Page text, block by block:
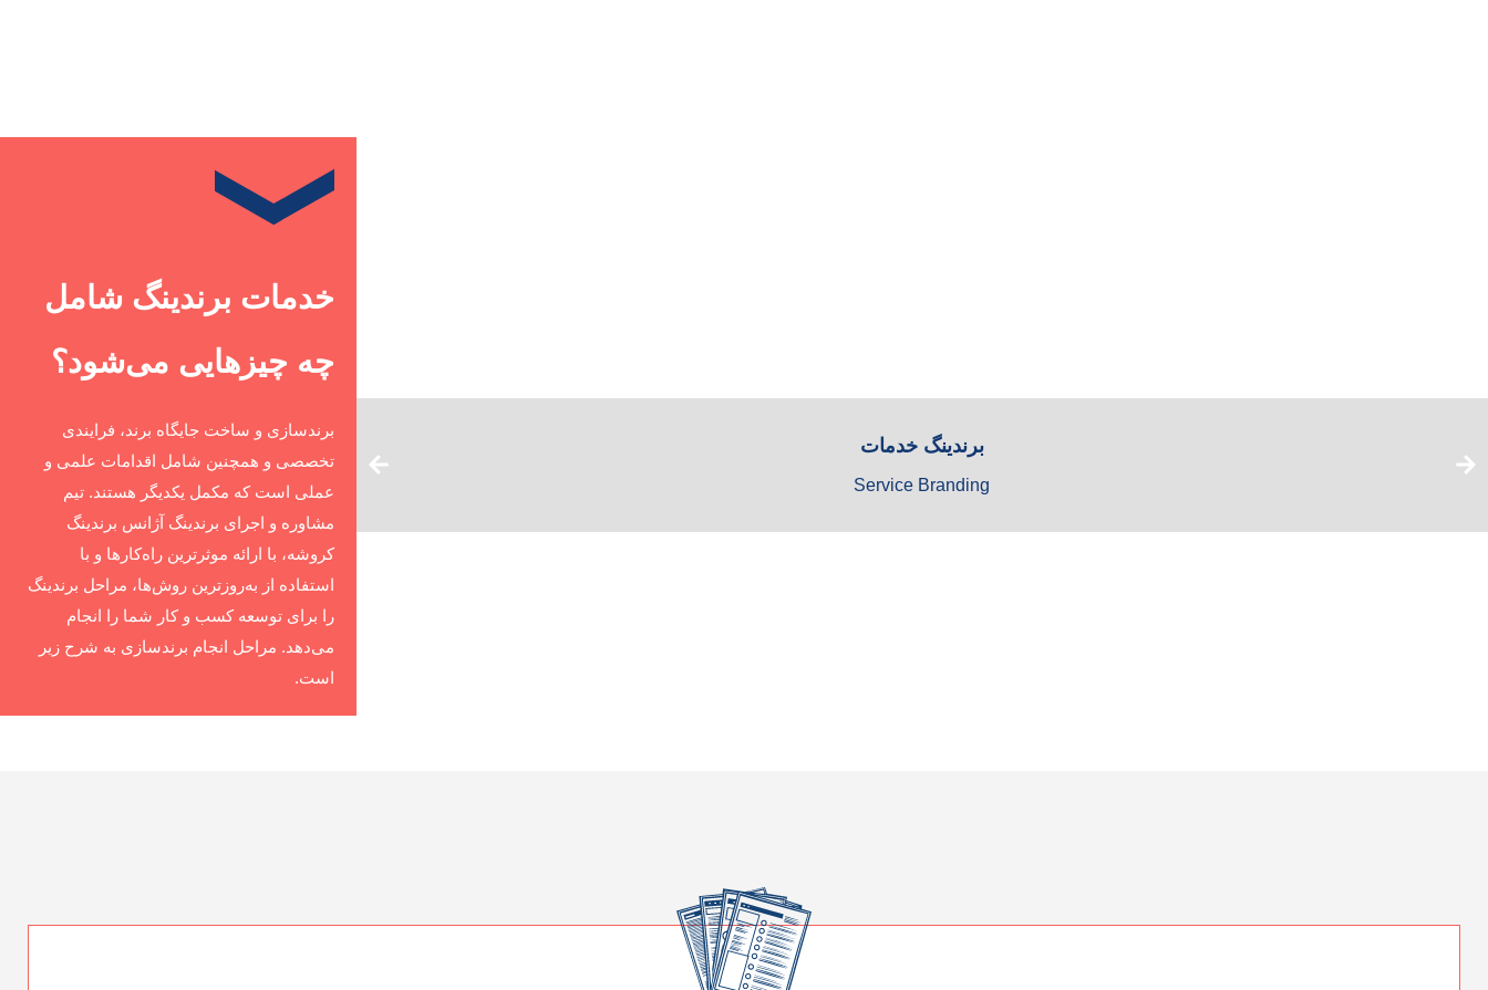
برندینگ خدمات
Service Branding
خدمات برندینگ شامل
چه چیزهایی می‌شود؟
برند‌سازی و ساخت جایگاه برند، فرایندی
تخصصی و همچنین شامل اقدامات علمی و
عملی است که مکمل یکدیگر هستند. تیم
مشاوره و اجرای برندینگ آژانس برندینگ
کروشه، با ارائه موثرترین راه‌کارها و با
استفاده از به‌روزترین روش‌ها، مراحل برندینگ
را برای توسعه کسب و کار شما را انجام
می‌دهد. مراحل انجام برند‌سازی به شرح زیر
است.